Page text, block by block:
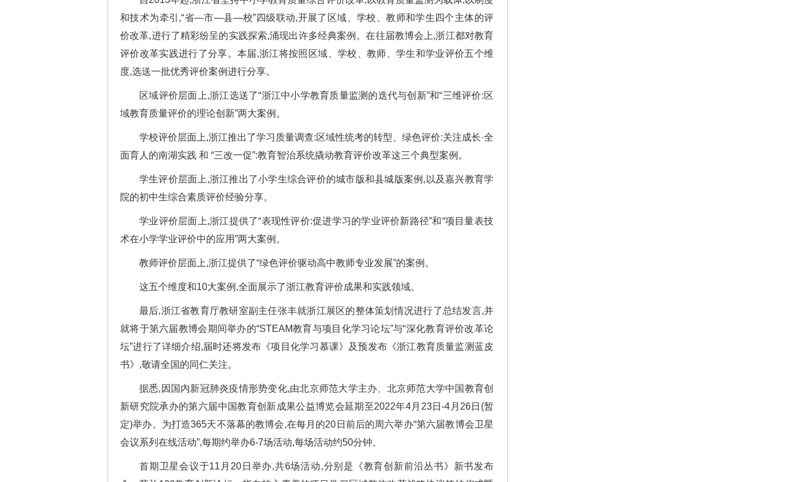
和技术为牵引,“省—市—县—校”四级联动,开展了区域、学校、教师和学生四个主体的评
价改革,进行了精彩纷呈的实践探索,涌现出许多经典案例。在往届教博会上,浙江都对教育
评价改革实践进行了分享。本届,浙江将按照区域、学校、教师、学生和学业评价五个维
度,选送一批优秀评价案例进行分享。
区域评价层面上,浙江选送了“浙江中小学教育质量监测的迭代与创新”和“三维评价:区
域教育质量评价的理论创新”两大案例。
学校评价层面上,浙江推出了学习质量调查:区域性统考的转型、绿色评价:关注成长·全
面育人的南湖实践 和 “三改一促”:教育智治系统撬动教育评价改革这三个典型案例。
学生评价层面上,浙江推出了小学生综合评价的城市版和县城版案例,以及嘉兴教育学
院的初中生综合素质评价经验分享。
学业评价层面上,浙江提供了“表现性评价:促进学习的学业评价新路径”和“项目量表技
术在小学学业评价中的应用”两大案例。
教师评价层面上,浙江提供了“绿色评价驱动高中教师专业发展”的案例。
这五个维度和10大案例,全面展示了浙江教育评价成果和实践领域。
最后,浙江省教育厅教研室副主任张丰就浙江展区的整体策划情况进行了总结发言,并
就将于第六届教博会期间举办的“STEAM教育与项目化学习论坛”与“深化教育评价改革论
坛”进行了详细介绍,届时还将发布《项目化学习慕课》及预发布《浙江教育质量监测蓝皮
书》,敬请全国的同仁关注。
据悉,因国内新冠肺炎疫情形势变化,由北京师范大学主办、北京师范大学中国教育创
新研究院承办的第六届中国教育创新成果公益博览会延期至2022年4月23日-4月26日(暂
定)举办。为打造365天不落幕的教博会,在每月的20日前后的周六举办“第六届教博会卫星
会议系列在线活动”,每期约举办6-7场活动,每场活动约50分钟。
首期卫星会议于11月20日举办,共6场活动,分别是《教育创新前沿丛书》新书发布